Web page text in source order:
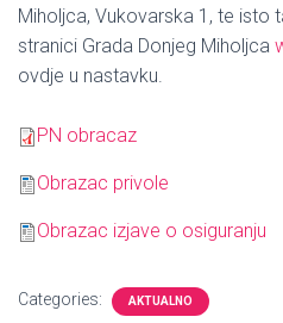
Miholjca, Vukovarska 1, te isto
stranici Grada Donjeg Miholjca
ovdje u nastavku.
PN obracaz
Obrazac privole
Obrazac izjave o osiguranju
Categories: AKTUALNO